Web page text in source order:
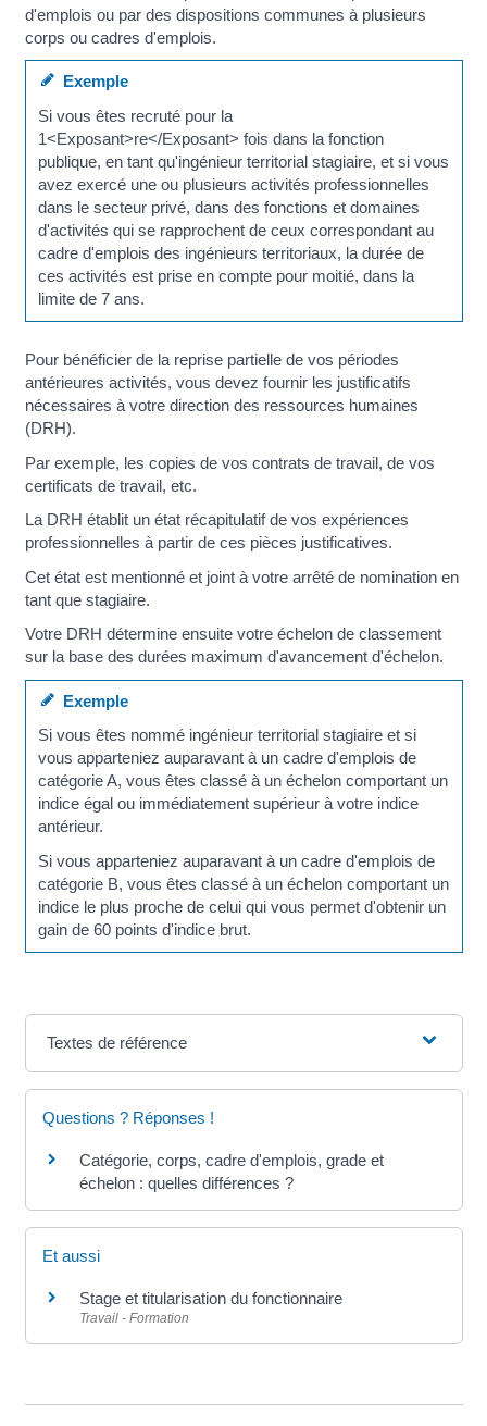
d'emplois ou par des dispositions communes à plusieurs
corps ou cadres d'emplois.
Exemple
Si vous êtes recruté pour la
1<Exposant>re</Exposant> fois dans la fonction
publique, en tant qu'ingénieur territorial stagiaire, et si vous
avez exercé une ou plusieurs activités professionnelles
dans le secteur privé, dans des fonctions et domaines
d'activités qui se rapprochent de ceux correspondant au
cadre d'emplois des ingénieurs territoriaux, la durée de
ces activités est prise en compte pour moitié, dans la
limite de 7 ans.
Pour bénéficier de la reprise partielle de vos périodes
antérieures activités, vous devez fournir les justificatifs
nécessaires à votre direction des ressources humaines
(DRH).
Par exemple, les copies de vos contrats de travail, de vos
certificats de travail, etc.
La DRH établit un état récapitulatif de vos expériences
professionnelles à partir de ces pièces justificatives.
Cet état est mentionné et joint à votre arrêté de nomination en
tant que stagiaire.
Votre DRH détermine ensuite votre échelon de classement
sur la base des durées maximum d'avancement d'échelon.
Exemple
Si vous êtes nommé ingénieur territorial stagiaire et si
vous apparteniez auparavant à un cadre d'emplois de
catégorie A, vous êtes classé à un échelon comportant un
indice égal ou immédiatement supérieur à votre indice
antérieur.
Si vous apparteniez auparavant à un cadre d'emplois de
catégorie B, vous êtes classé à un échelon comportant un
indice le plus proche de celui qui vous permet d'obtenir un
gain de 60 points d'indice brut.
Textes de référence
Questions ? Réponses !
Catégorie, corps, cadre d'emplois, grade et
échelon : quelles différences ?
Et aussi
Stage et titularisation du fonctionnaire
Travail - Formation